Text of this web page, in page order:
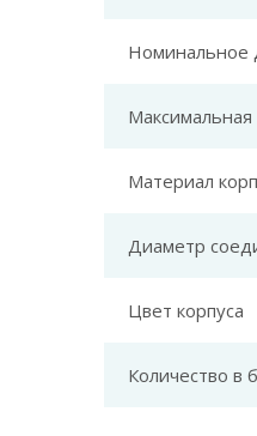
Номинальное
Материал
Диаметр
Цвет корпуса
Количество в